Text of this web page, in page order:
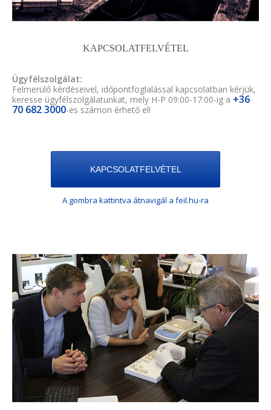
KAPCSOLATFELVÉTEL
Ügyfélszolgálat:
Felmerülő kérdéseivel, időpontfoglalással kapcsolatban kérjük,
keresse ügyfélszolgálatunkat, mely H-P 09:00-17:00-ig a +36
70 682 3000-es számon érhető el!
KAPCSOLATFELVÉTEL
A gombra kattintva átnavigál a feil.hu-ra